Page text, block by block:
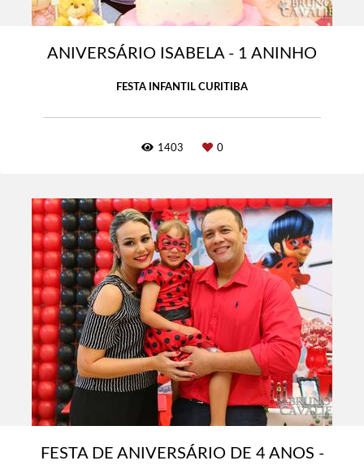
ANIVERSÁRIO ISABELA - 1 ANINHO
FESTA INFANTIL CURITIBA
1403 0
FESTA DE ANIVERSÁRIO DE 4 ANOS -